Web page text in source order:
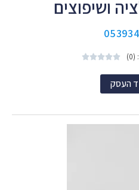
ושיפוצים





העסק